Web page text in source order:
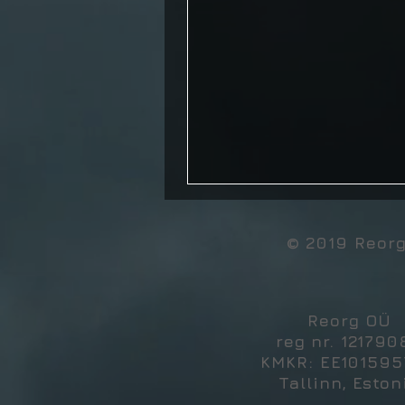
© 2019 Reorg
Reorg OÜ
reg nr.
KMKR:
Tallinn,